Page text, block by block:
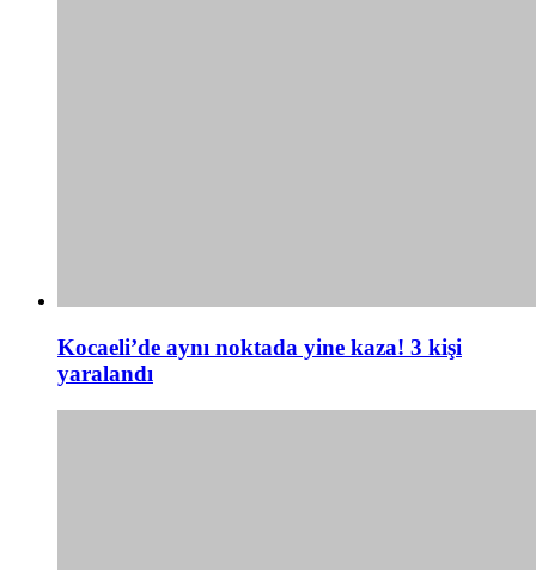
Kocaeli’de aynı noktada yine kaza! 3 kişi
yaralandı